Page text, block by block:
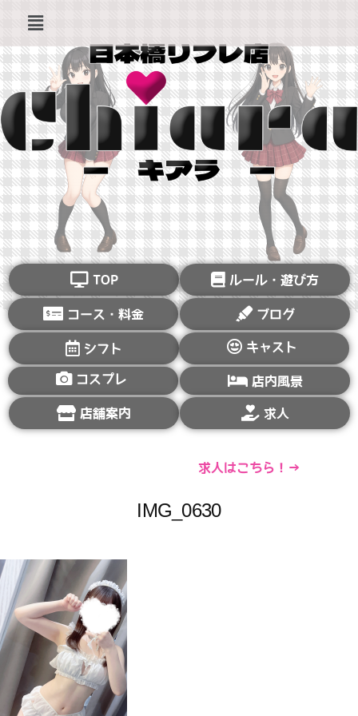
TOP ルール・遊び方
コース・料金 ブログ
シフト キャスト
コスプレ 店内風景
店舗案内 求人
求人はこちら！→
IMG_0630